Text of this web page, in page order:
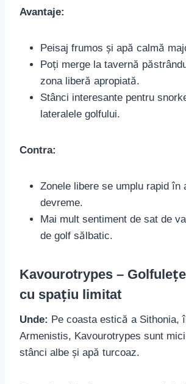
Avantaje:
Peisaj frumos și apă calmă
Poți merge la tavernă
zona liberă apropiată.
Stânci interesante pentru
lateralele golfului.
Contra:
Zonele libere se umplu rapid în
devreme.
Mai mult sentiment de sat de
de golf sălbatic.
Kavourotrypes –
cu spațiu limitat
Unde: Pe coasta estică a Sithonia,
Armenistis, Kavourotrypes sunt
stânci albe și apă turcoaz.